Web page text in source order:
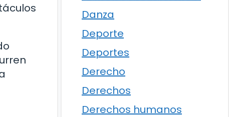
Danza
Deporte
Deportes
Derecho
Derechos
Derechos humanos